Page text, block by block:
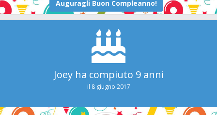
Joey ha compiuto 9 anni
il 8 giugno 2017